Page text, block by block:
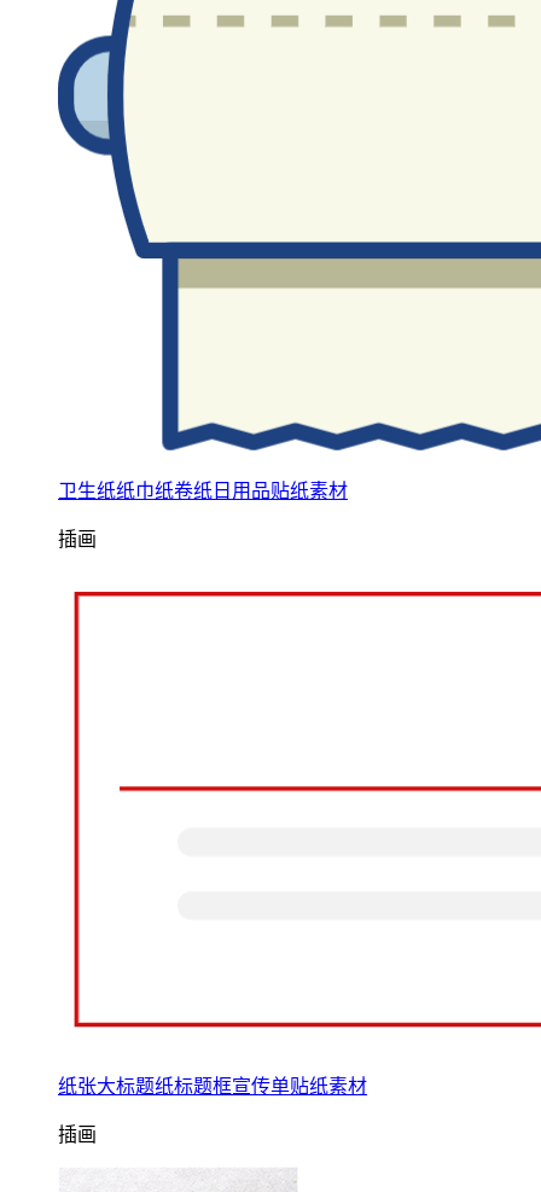
卫生纸纸巾纸卷纸日用品贴纸素材
插画
纸张大标题纸标题框宣传单贴纸素材
插画